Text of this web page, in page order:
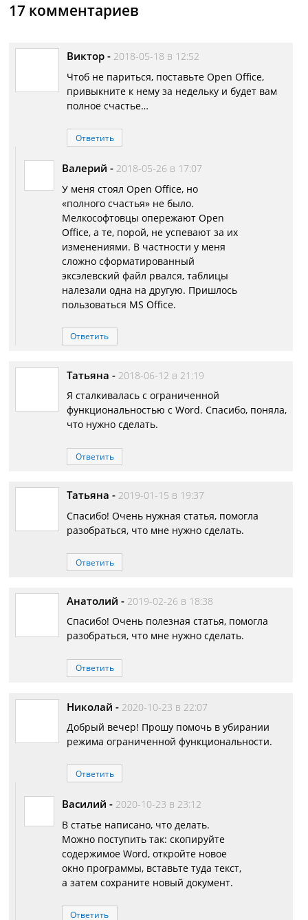
17 комментариев
Виктор - 2018-05-18 в 12:52
Чтоб не париться, поставьте Open Office,
привыкните к нему за недельку и будет вам
полное счастье…
Ответить
Валерий - 2018-05-26 в 17:07
У меня стоял Open Office, но
«полного счастья» не было.
Мелкософтовцы опережают Open
Office, а те, порой, не успевают за их
изменениями. В частности у меня
сложно сформатированный
эксэлевский файл рвался, таблицы
налезали одна на другую. Пришлось
пользоваться MS Office.
Ответить
Татьяна - 2018-06-12 в 21:19
Я сталкивалась с ограниченной
функциональностью с Word. Спасибо, поняла,
что нужно сделать.
Ответить
Татьяна - 2019-01-15 в 19:37
Спасибо! Очень нужная статья, помогла
разобраться, что мне нужно сделать.
Ответить
Анатолий - 2019-02-26 в 18:38
Спасибо! Очень полезная статья, помогла
разобраться, что мне нужно сделать.
Ответить
Николай - 2020-10-23 в 22:07
Добрый вечер! Прошу помочь в убирании
режима ограниченной функциональности.
Ответить
Василий - 2020-10-23 в 23:12
В статье написано, что делать.
Можно поступить так: скопируйте
содержимое Word, откройте новое
окно программы, вставьте туда текст,
а затем сохраните новый документ.
Ответить